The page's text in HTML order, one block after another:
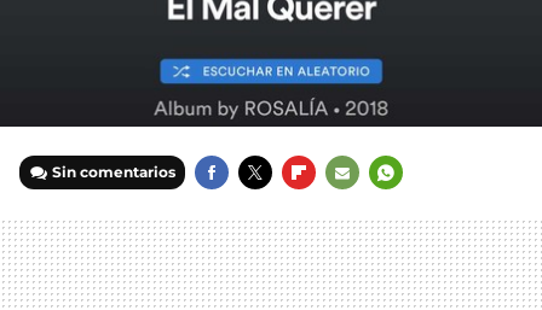
Sin comentarios
MAIL